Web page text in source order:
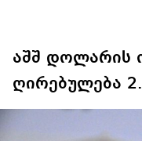
აშშ დოლარის
ღირებულება